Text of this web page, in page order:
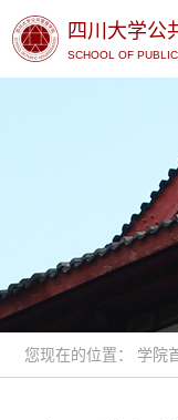
四川大学公
SCHOOL OF
您现在的位置： 学院